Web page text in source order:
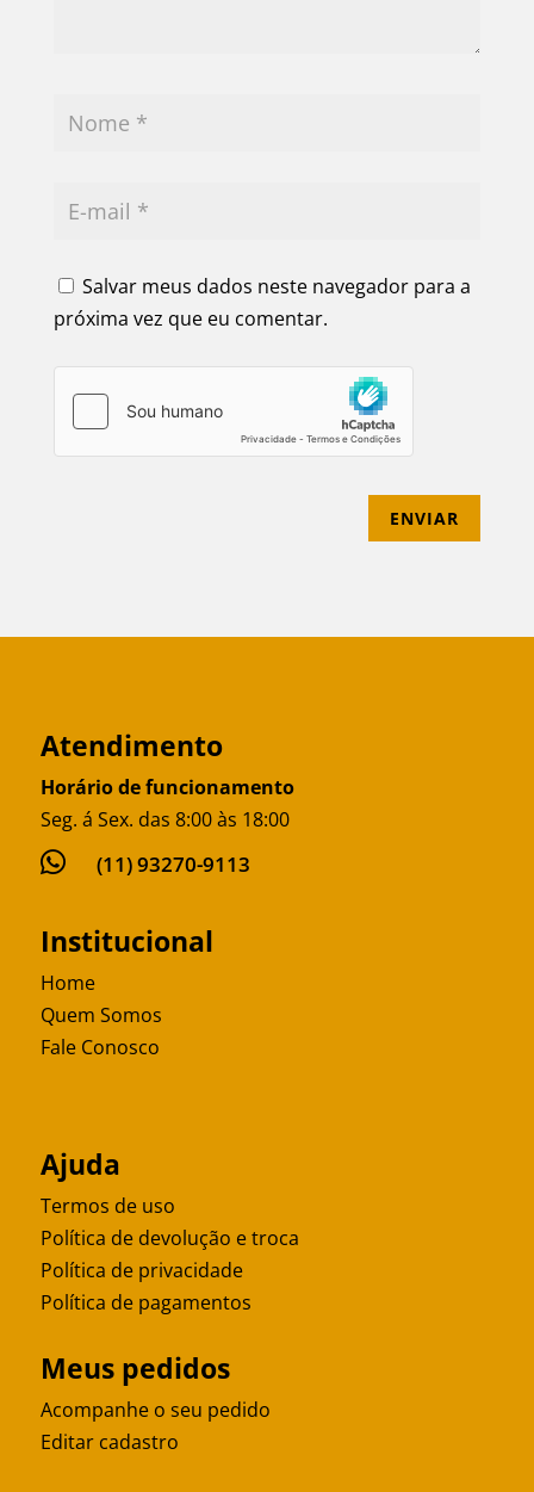
Salvar meus dados neste navegador para a
próxima vez que eu comentar.
ENVIAR
Atendimento
Horário de funcionamento
Seg. á Sex. das 8:00 às 18:00
 (11) 93270-9113
Institucional
Home
Quem Somos
Fale Conosco
Ajuda
Termos de uso
Política de devolução e troca
Política de privacidade
Política de pagamentos
Meus pedidos
Acompanhe o seu pedido
Editar cadastro